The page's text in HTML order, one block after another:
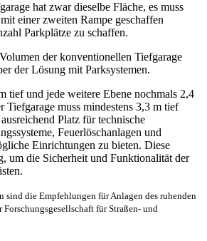
hat zwar dieselbe Fläche, es muss
einer zweiten Rampe geschaffen
Parkplätze zu schaffen.
der konventionellen Tiefgarage
der Lösung mit Parksystemen.
tief und jede weitere Ebene nochmals 2,4
Tiefgarage muss mindestens 3,3 m tief
Platz für technische
Feuerlöschanlagen und
Einrichtungen zu bieten. Diese
um die Sicherheit und Funktionalität der
sind die Empfehlungen für Anlagen des ruhenden
für Straßen- und